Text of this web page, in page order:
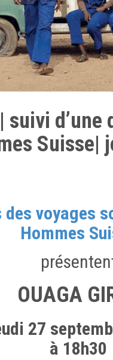
suivi
Suisse|
des voyages
Hommes
OUAGA
27
à 18h30